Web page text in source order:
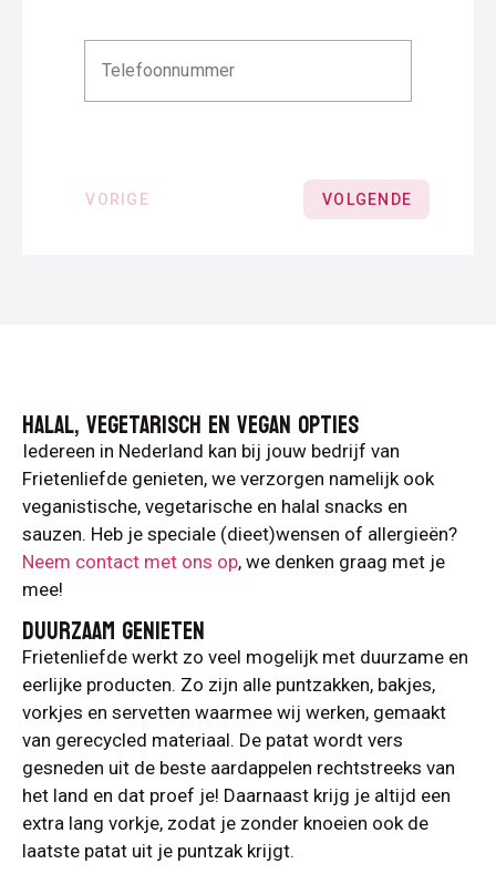
HALAL, VEGETARISCH EN VEGAN OPTIES
Iedereen in Nederland kan bij jouw bedrijf van
Frietenliefde genieten, we verzorgen namelijk ook
veganistische, vegetarische en halal snacks en
sauzen. Heb je speciale (dieet)wensen of allergieën?
Neem contact met ons op, we denken graag met je
mee!
DUURZAAM GENIETEN
Frietenliefde werkt zo veel mogelijk met duurzame en
eerlijke producten. Zo zijn alle puntzakken, bakjes,
vorkjes en servetten waarmee wij werken, gemaakt
van gerecycled materiaal. De patat wordt vers
gesneden uit de beste aardappelen rechtstreeks van
het land en dat proef je! Daarnaast krijg je altijd een
extra lang vorkje, zodat je zonder knoeien ook de
laatste patat uit je puntzak krijgt.